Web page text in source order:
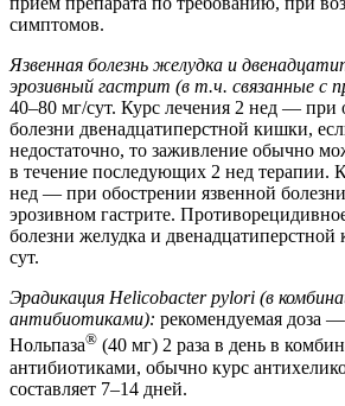
симптомов.
Язвенная болезнь желудка и
эрозивный гастрит (в т.ч. связанные с
40–80 мг/сут. Курс лечения 2 нед — при
болезни двенадцатиперстной кишки,
недостаточно, то заживление обычно
в течение последующих 2 нед терапии.
нед — при обострении язвенной
эрозивном гастрите.
болезни желудка и
сут.
Эрадикация Helicobacter pylori (в
антибиотиками): рекомендуемая доза
Нольпаза® (40 мг) 2 раза в день в
антибиотиками, обычно курс
составляет 7–14 дней.